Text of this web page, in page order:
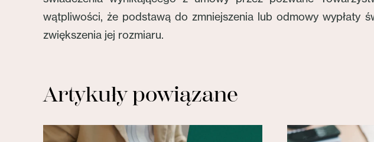
wątpliwości, że podstawą do zmniejszenia lub odmowy wypłaty
zwiększenia jej rozmiaru.
Artykuły powiązane